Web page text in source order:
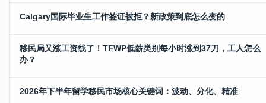
Calgary国际毕业生工作签证被拒？新政策到底怎么变的
移民局又涨工资线了！TFWP低薪类别每小时涨到37刀，工人怎么
办？
2026年下半年留学移民市场核心关键词：波动、分化、精准